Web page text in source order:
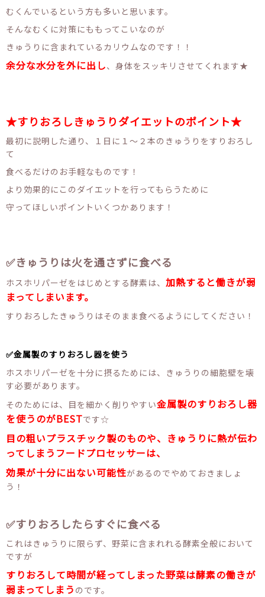
むくんでいるという方も多いと思います。
そんなむくに対策にももってこいなのが
きゅうりに含まれているカリウムなのです！！
余分な水分を外に出し、身体をスッキリさせてくれます★
★すりおろしきゅうりダイエットのポイント★
最初に説明した通り、１日に１～２本のきゅうりをすりおろし
て
食べるだけのお手軽なものです！
より効果的にこのダイエットを行ってもらうために
守ってほしいポイントいくつかあります！
✅きゅうりは火を通さずに食べる
ホスホリパーゼをはじめとする酵素は、 加熱すると働きが弱
まってしまいます。
すりおろしたきゅうりはそのまま食べるようにしてください！
✅金属製のすりおろし器を使う
ホスホリパーゼを十分に摂るためには、きゅうりの細胞壁を壊
す必要があります。
そのためには、目を細かく削りやすい金属製のすりおろし器
を使うのがBESTです☆
目の粗いプラスチック製のものや、きゅうりに熱が伝わ
ってしまうフードプロセッサーは、
効果が十分に出ない可能性があるのでやめておきましょ
う！
✅すりおろしたらすぐに食べる
これはきゅうりに限らず、野菜に含まれれる酵素全般において
ですが
すりおろして時間が経ってしまった野菜は酵素の働きが
弱まってしまう のです。